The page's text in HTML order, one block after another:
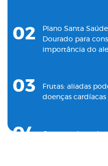
Santa Saúde
unidade de coleta
com o Plano
02
Plano Santa
Dourado para
importância do
03
Frutas: aliadas
doenças cardíacas
04